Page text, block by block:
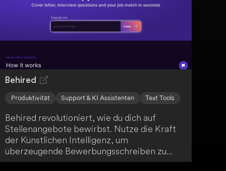
jeden Tag aufs Neue humorvolle Momente zu
Behired
Produktivität Support & KI Assistenten Text Tools
Behired revolutioniert, wie du dich auf
Stellenangebote bewirbst. Nutze die Kraft
der Künstlichen Intelligenz, um
überzeugende Bewerbungsschreiben zu
erstellen, Vorstellungsgespräche mit